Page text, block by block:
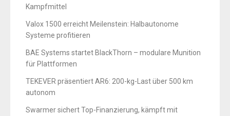
Kampfmittel
Valox 1500 erreicht Meilenstein: Halbautonome
Systeme profitieren
BAE Systems startet BlackThorn – modulare Munition
für Plattformen
TEKEVER präsentiert AR6: 200-kg-Last über 500 km
autonom
Swarmer sichert Top-Finanzierung, kämpft mit